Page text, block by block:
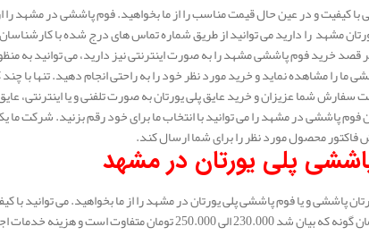
کیفیت و در عین حال قیمت مناسب را از ما بخواهید. فوم پاششی در مشهد
مشهد را دارید می توانید از طریق شماره تماس های درج شده با
قصد خرید فوم پاششی مشهد را به صورت اینترنتی نیز دارید، می توانید به
ما را مشاهده نماید و خرید مورد نظر خود را به راحتی انجام دهید. تنها با
سفارش شما عزیزان و خرید عایق پلی یورتان به صورت تلفنی و یا اینترنتی،
فوم پاششی در مشهد را می توانید با انتخاب ما برای خود رقم بزنید. شرکت
محصول مورد نظر را برای شما ارسال کند.
پلی یورتان در مشهد
پاششی و یا فوم پاششی پلی یورتان در مشهد را از ما بخواهید. می توانید با
تومان متفاوت است و هزینه خدمات اجرا و پاشش در هر شهر با شهر دیگر متفاوت است.